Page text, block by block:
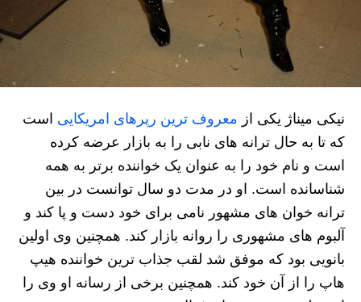
نیکی میناژ یکی از معروف ترین رپرهای امریکایی است
که تا به حال ترانه های نابی را به بازار عرضه کرده
است و نام خود را به عنوان یک خواننده برتر به همه
شناسانده است. او در مدت دو سال توانست در بین
ترانه خوان های مشهور نامی برای خود دست و پا کند و
آلبوم های مشهوری را روانه بازار کند. همچنین وی اولین
بانویی بود که موفق شد لقب جذاب ترین خواننده هیپ
هاپ را از آن خود کند. همچنین برخی از رسانه او وی را